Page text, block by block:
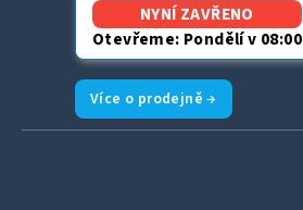
NYNÍ ZAVŘENO
Otevřeme: Pondělí v 08:00
Více o prodejně →